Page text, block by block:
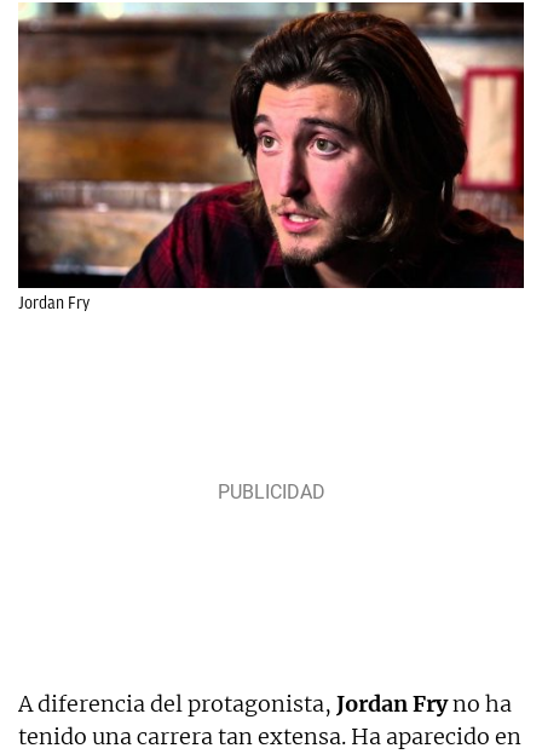
Jordan Fry
A diferencia del protagonista, Jordan Fryno ha
tenido una carrera tan extensa. Ha aparecido en